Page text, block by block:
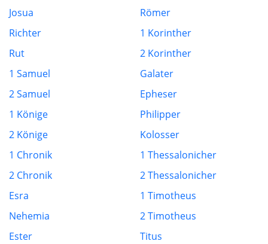
Josua
Richter
Rut
1 Samuel
2 Samuel
1 Könige
2 Könige
1 Chronik
2 Chronik
Esra
Nehemia
Ester
Römer
1 Korinther
2 Korinther
Galater
Epheser
Philipper
Kolosser
1 Thessalonicher
2 Thessalonicher
1 Timotheus
2 Timotheus
Titus